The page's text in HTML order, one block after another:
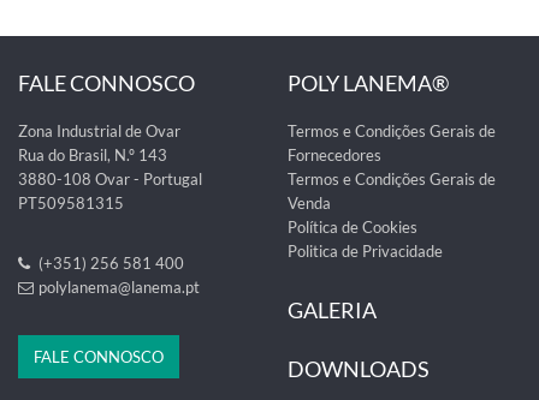
FALE CONNOSCO
Zona Industrial de Ovar
Rua do Brasil, N.º 143
3880-108 Ovar - Portugal
PT509581315
(+351) 256 581 400
polylanema@lanema.pt
FALE CONNOSCO
POLY LANEMA®
Termos e Condições Gerais de
Fornecedores
Termos e Condições Gerais de
Venda
Política de Cookies
Politica de Privacidade
GALERIA
DOWNLOADS